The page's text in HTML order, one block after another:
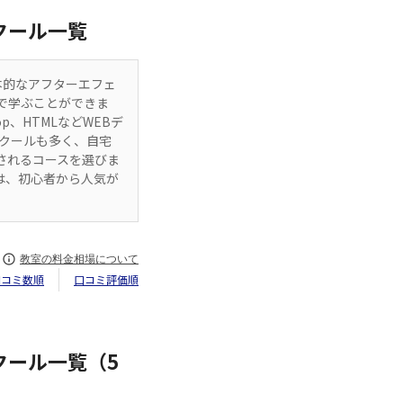
ル一覧
なアフターエフェ
学ぶことができま
HTMLなどWEBデ
ールも多く、自宅
るコースを選びま
初心者から人気が
教室の料金相場について
ミ数順 口コミ評価順
ル一覧（5